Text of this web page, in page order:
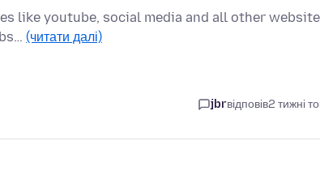
like youtube, social media and all other
(читати далі)
jbrвідповів2 тижні